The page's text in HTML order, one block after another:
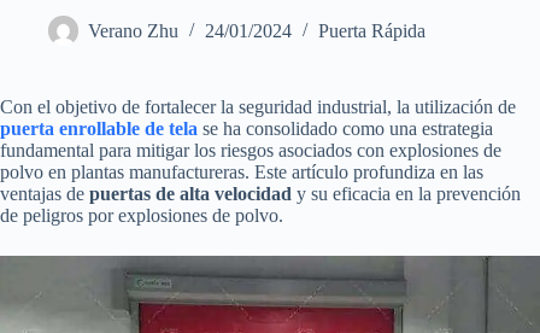
Verano Zhu 24/01/2024 Puerta Rápida
Con el objetivo de fortalecer la seguridad industrial, la utilización de
puerta enrollable de tela se ha consolidado como una estrategia
fundamental para mitigar los riesgos asociados con explosiones de
polvo en plantas manufactureras. Este artículo profundiza en las
ventajas de puertas de alta velocidad y su eficacia en la prevención
de peligros por explosiones de polvo.